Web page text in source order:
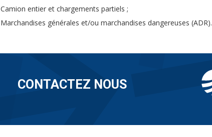
Camion entier et chargements partiels ;
Marchandises générales et/ou marchandises dangereuses (ADR).
CONTACTEZ NOUS